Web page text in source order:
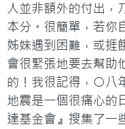
人並非額外的付出，
本分。很簡單，若你
姊妹遇到困難，或捱
會很緊張地要去幫助
的！我很記得，○八
地震是一個很痛心的
達基金會』搜集了一